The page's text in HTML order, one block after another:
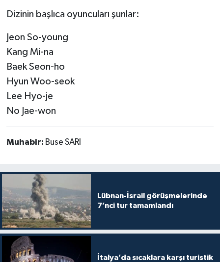
Dizinin başlıca oyuncuları şunlar:
Jeon So-young
Kang Mi-na
Baek Seon-ho
Hyun Woo-seok
Lee Hyo-je
No Jae-won
Muhabir: Buse SARI
Lübnan-İsrail görüşmelerinde
7’nci tur tamamlandı
İtalya’da sıcaklara karşı turistik